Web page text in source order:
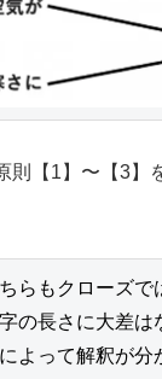
則【1】〜【3】
らもクローズ
の長さに大差は
よって解釈が